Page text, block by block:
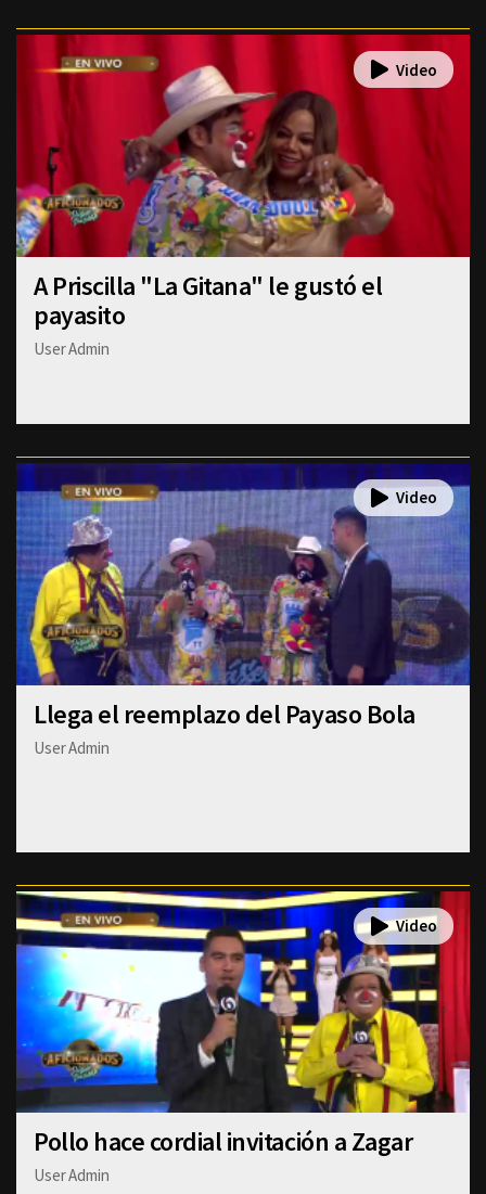
A Priscilla "La Gitana" le gustó el
payasito
User Admin
Llega el reemplazo del Payaso Bola
User Admin
Pollo hace cordial invitación a Zagar
User Admin